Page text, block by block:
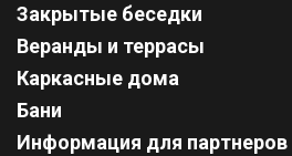
Закрытые беседки
Веранды и террасы
Каркасные дома
Бани
Информация для партнеров